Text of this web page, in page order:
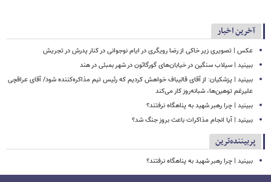
آخرین اخبار
عکس | تصویری زیر خاکی از رضا رویگری در ایام نوجوانی در کنار پدرش در تجریش
ببینید | سیلاب‌ سنگین در خیابان‌های گورگائون در شهر بمبئی در هند
ببینید | پزشکیان: از آقای قالیباف خواهش کردیم که رئیس تیم مذاکره‌کننده شود/ آقای عراقچی
علیرغم توهین‌ها، شبانه‌روز کار می‌کند
ببینید | چرا رهبر شهید به پناهگاه نرفتند؟
ببینید | آیا انجام مذاکرات باعث بروز جنگ شد؟
پربیننده‌ترین
ببینید | چرا رهبر شهید به پناهگاه نرفتند؟